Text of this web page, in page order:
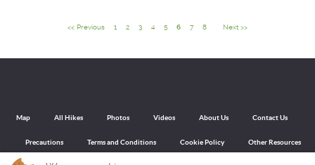
<< Previous 1 2 3 4 5 6 7 8 Next >>
Map All Hikes Photos Videos About Us Contact Us
Precautions Terms and Conditions Cookie Policy Other Resources